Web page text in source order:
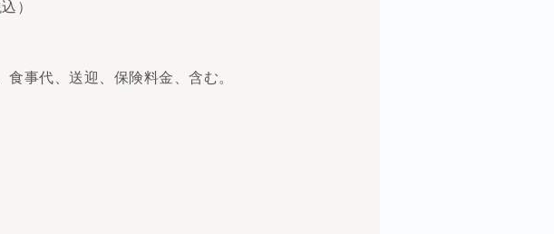
税込）
食事代、送迎、保険料金、含む。